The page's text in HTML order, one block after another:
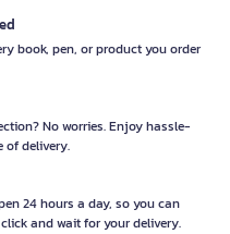
book, pen, or product you order
No worries. Enjoy hassle-
of delivery.
24 hours a day, so you can
and wait for your delivery.